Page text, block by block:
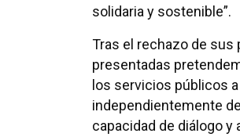
solidaria y sostenible”.
Tras el rechazo de sus
presentadas
los servicios públicos
independientemente
capacidad de diálogo y